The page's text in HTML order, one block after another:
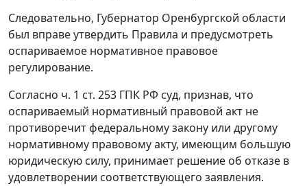
Следовательно, Губернатор Оренбургской области
был вправе утвердить Правила и предусмотреть
оспариваемое нормативное правовое
регулирование.
Согласно ч. 1 ст. 253 ГПК РФ суд, признав, что
оспариваемый нормативный правовой акт не
противоречит федеральному закону или другому
нормативному правовому акту, имеющим большую
юридическую силу, принимает решение об отказе в
удовлетворении соответствующего заявления.